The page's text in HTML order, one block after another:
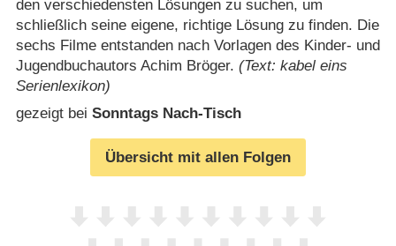
den verschiedensten Lösungen zu suchen, um
schließlich seine eigene, richtige Lösung zu finden. Die
sechs Filme entstanden nach Vorlagen des Kinder- und
Jugendbuchautors Achim Bröger. (Text: kabel eins
Serienlexikon)
gezeigt bei Sonntags Nach-Tisch
Übersicht mit allen Folgen